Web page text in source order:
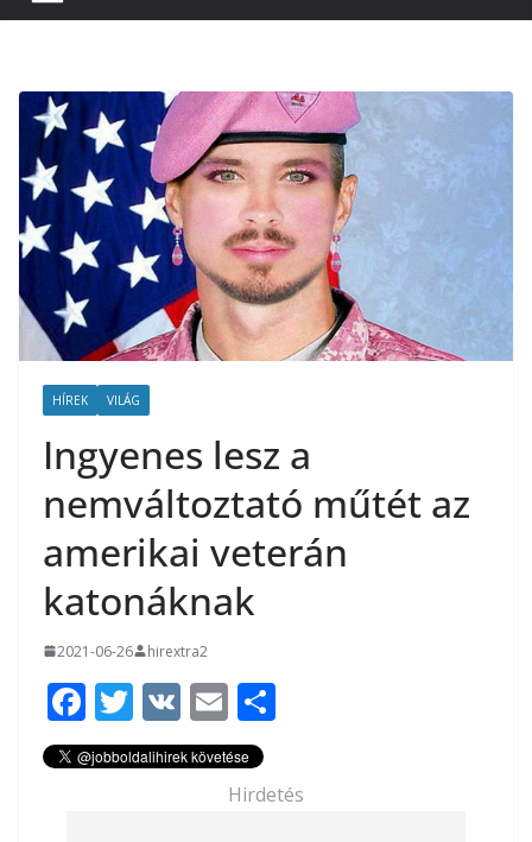
HÍREK VILÁG
Ingyenes lesz a
nemváltoztató műtét az
amerikai veterán
katonáknak
2021-06-26 hirextra2
F
ac
e
T
w
itt
V
K
E
m
ai
l
za
m
Hirdetés